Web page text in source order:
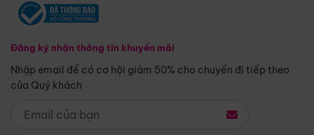
Đăng ký nhận thông tin khuyến mãi
Nhập email để có cơ hội giảm 50% cho chuyến đi tiếp theo
của Quý khách